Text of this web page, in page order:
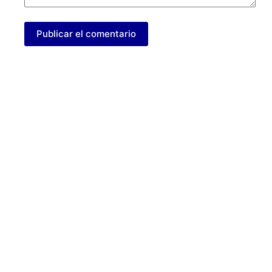
Publicar el comentario